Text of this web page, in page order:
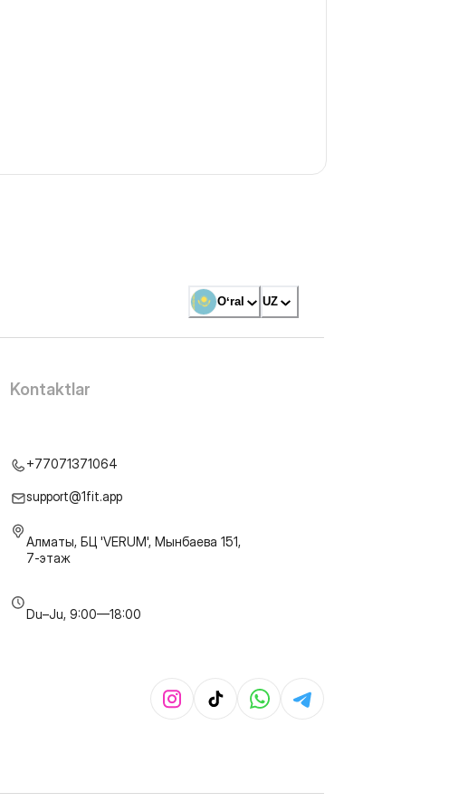
Oʻral UZ
Kontaktlar
+77071371064
support@1fit.app
Алматы, БЦ 'VERUM', Мынбаева 151,
7-этаж
Du–Ju, 9:00—18:00